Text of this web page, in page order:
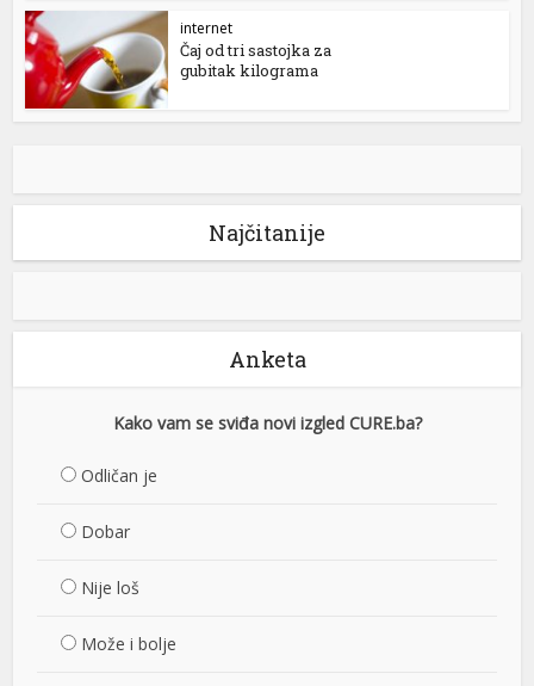
internet
Čaj od tri sastojka za
gubitak kilograma
Najčitanije
Anketa
Kako vam se sviđa novi izgled CURE.ba?
Odličan je
Dobar
Nije loš
Može i bolje